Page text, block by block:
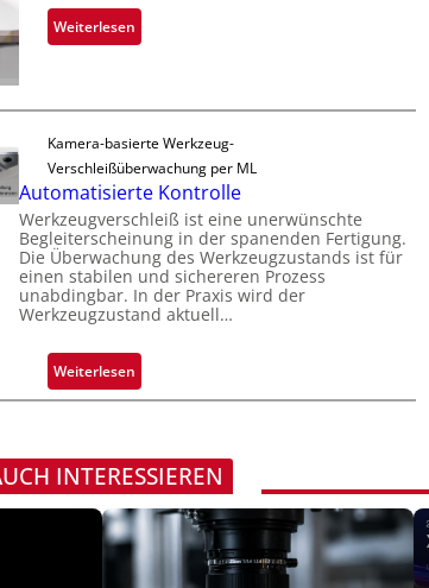
s
ia
v
o
n
H
a
i
l
o
u
t
r
g
u
n
g
a
u
Weiterlesen:
Z
r
l
ä
s
s
g
e
D
r
u
m
a
r
Kamera-basierte Werkzeug-
Verschleißüberwachung per ML
Automatisierte Kontrolle
Werkzeugverschleiß ist eine unerwünschte
Begleiterscheinung in der spanenden Fertigung.
Die Überwachung des Werkzeugzustands ist für
einen stabilen und sichereren Prozess
unabdingbar. In der Praxis wird der
Werkzeugzustand aktuell…
Weiterlesen:
A
o
m
a
t
INTERESSIEREN